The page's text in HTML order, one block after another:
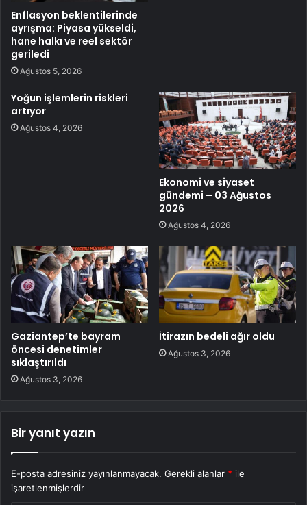
Enflasyon beklentilerinde
ayrışma: Piyasa yükseldi,
hane halkı ve reel sektör
geriledi
Ağustos 5, 2026
Yoğun işlemlerin riskleri
artıyor
Ağustos 4, 2026
Ekonomi ve siyaset
gündemi – 03 Ağustos
2026
Ağustos 4, 2026
Gaziantep’te bayram
öncesi denetimler
sıklaştırıldı
Ağustos 3, 2026
İtirazın bedeli ağır oldu
Ağustos 3, 2026
Bir yanıt yazın
E-posta adresiniz yayınlanmayacak. Gerekli alanlar * ile
işaretlenmişlerdir